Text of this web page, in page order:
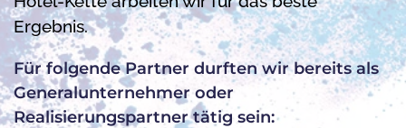
Ergebnis.
Für folgende Partner durften wir bereits als
Generalunternehmer oder
Realisierungspartner tätig sein: